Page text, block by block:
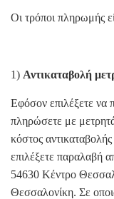
Οι τρόποι πληρωμής
1) Αντικαταβολή
Εφόσον επιλέξετε να
πληρώσετε με
κόστος
επιλέξετε παραλαβή
54630 Κέντρο
Θεσσαλονίκη. Σε